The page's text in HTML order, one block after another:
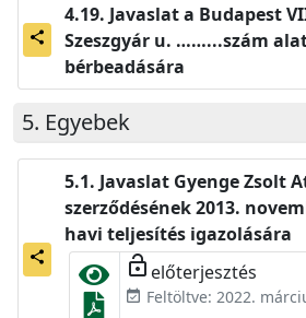
share
Javaslat a Budapest
Szeszgyár u. ……...szám
bérbeadására
Egyebek
share
Javaslat Gyenge Zsolt
szerződésének 2013.
havi teljesítés igazolására
lock_open előterjesztés
event_available Feltöltve: 2022.